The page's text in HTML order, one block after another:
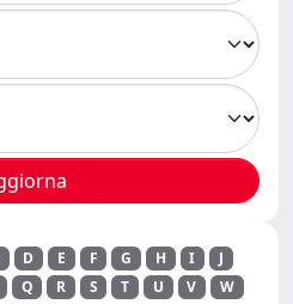
D E F G H I
J
Q R S T U V
W